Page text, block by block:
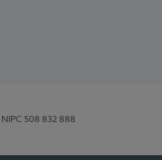
| NIPC 508 832 888